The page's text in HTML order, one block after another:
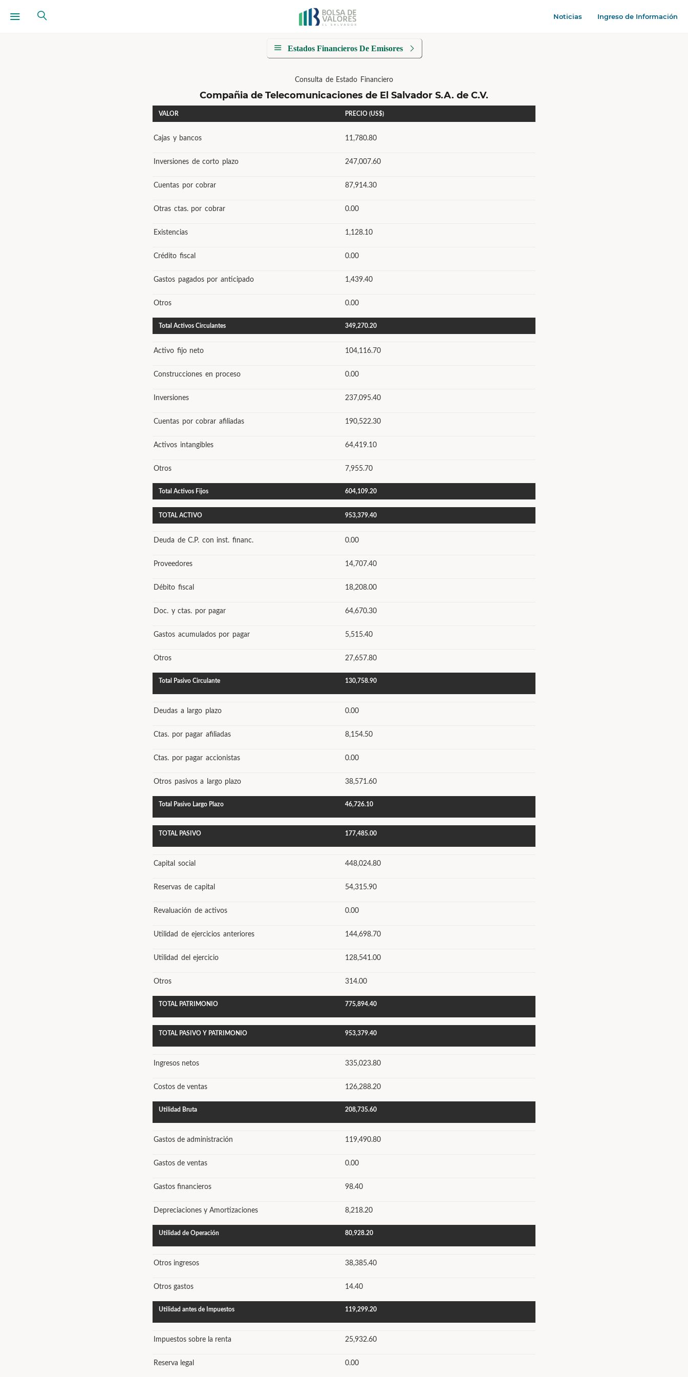
Noticias Ingreso de Información
Estados Financieros De Emisores
Consulta de Estado Financiero
Compañia de Telecomunicaciones de El Salvador S.A. de C.V.
VALOR PRECIO (US$)
Cajas y bancos 11,780.80
Inversiones de corto plazo 247,007.60
Cuentas por cobrar 87,914.30
Otras ctas. por cobrar 0.00
Existencias 1,128.10
Crédito fiscal 0.00
Gastos pagados por anticipado 1,439.40
Otros 0.00
Total Activos Circulantes 349,270.20
Activo fijo neto 104,116.70
Construcciones en proceso 0.00
Inversiones 237,095.40
Cuentas por cobrar afiliadas 190,522.30
Activos intangibles 64,419.10
Otros 7,955.70
Total Activos Fijos 604,109.20
TOTAL ACTIVO 953,379.40
Deuda de C.P. con inst. financ. 0.00
Proveedores 14,707.40
Débito fiscal 18,208.00
Doc. y ctas. por pagar 64,670.30
Gastos acumulados por pagar 5,515.40
Otros 27,657.80
Total Pasivo Circulante 130,758.90
Deudas a largo plazo 0.00
Ctas. por pagar afiliadas 8,154.50
Ctas. por pagar accionistas 0.00
Otros pasivos a largo plazo 38,571.60
Total Pasivo Largo Plazo 46,726.10
TOTAL PASIVO 177,485.00
Capital social 448,024.80
Reservas de capital 54,315.90
Revaluación de activos 0.00
Utilidad de ejercicios anteriores 144,698.70
Utilidad del ejercicio 128,541.00
Otros 314.00
TOTAL PATRIMONIO 775,894.40
TOTAL PASIVO Y PATRIMONIO 953,379.40
Ingresos netos 335,023.80
Costos de ventas 126,288.20
Utilidad Bruta 208,735.60
Gastos de administración 119,490.80
Gastos de ventas 0.00
Gastos financieros 98.40
Depreciaciones y Amortizaciones 8,218.20
Utilidad de Operación 80,928.20
Otros ingresos 38,385.40
Otros gastos 14.40
Utilidad antes de Impuestos 119,299.20
Impuestos sobre la renta 25,932.60
Reserva legal 0.00